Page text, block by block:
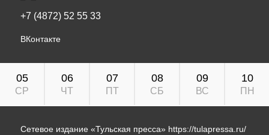
+7 (4872) 52 55 33
ВКонтакте
05
СР
06
ЧТ
07
ПТ
08
СБ
09
ВС
10
ПН
Сетевое издание «Тульская пресса» https://tulapressa.ru/